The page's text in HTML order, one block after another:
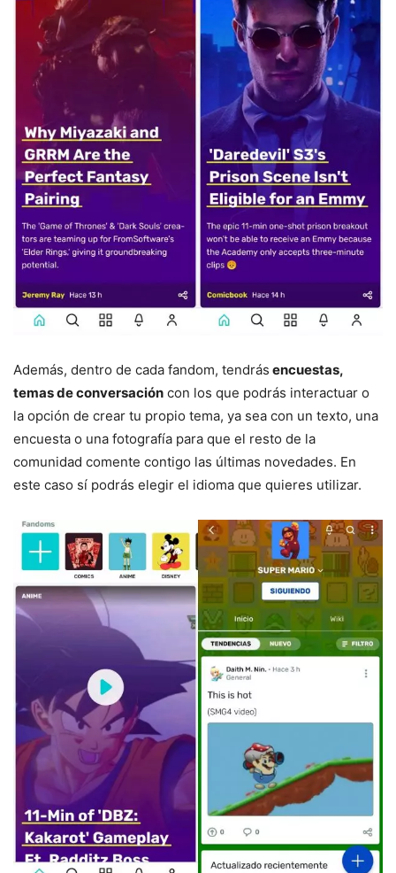
Además, dentro de cada fandom, tendrás encuestas,
temas de conversación con los que podrás interactuar o
la opción de crear tu propio tema, ya sea con un texto, una
encuesta o una fotografía para que el resto de la
comunidad comente contigo las últimas novedades. En
este caso sí podrás elegir el idioma que quieres utilizar.